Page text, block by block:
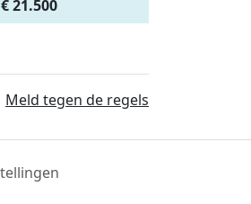
€ 21.500
Meld tegen de regels